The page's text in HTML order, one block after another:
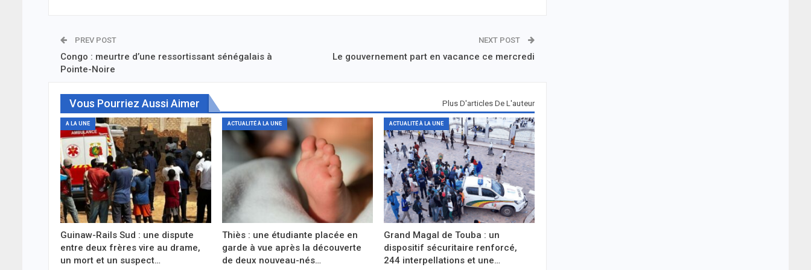
PREV POST
Congo : meurtre d’une ressortissant sénégalais à
Pointe-Noire
NEXT POST
Le gouvernement part en vacance ce mercredi
Vous Pourriez Aussi Aimer Plus D'articles De L'auteur
A LA UNE
Guinaw-Rails Sud : une dispute
entre deux frères vire au drame,
un mort et un suspect…
ACTUALITÉ À LA UNE
Thiès : une étudiante placée en
garde à vue après la découverte
de deux nouveau-nés…
ACTUALITÉ À LA UNE
Grand Magal de Touba : un
dispositif sécuritaire renforcé,
244 interpellations et une…